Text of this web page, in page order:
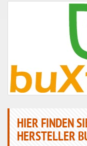
HIER FINDEN
HERSTELLER